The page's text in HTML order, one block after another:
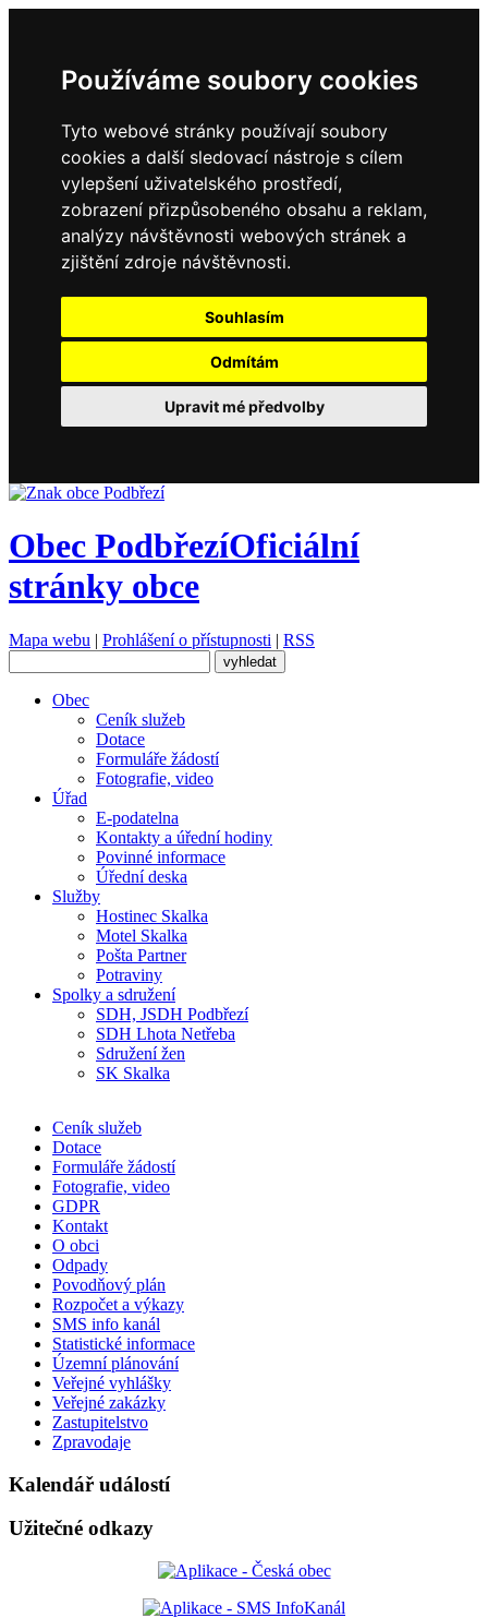
Používáme soubory cookies
Tyto webové stránky používají soubory
cookies a další sledovací nástroje s cílem
vylepšení uživatelského prostředí,
zobrazení přizpůsobeného obsahu a reklam,
analýzy návštěvnosti webových stránek a
zjištění zdroje návštěvnosti.
Souhlasím
Odmítám
Upravit mé předvolby
Obec PodbřezíOficiální
stránky obce
Mapa webu | Prohlášení o přístupnosti | RSS
Obec
Ceník služeb
Dotace
Formuláře žádostí
Fotografie, video
Úřad
E-podatelna
Kontakty a úřední hodiny
Povinné informace
Úřední deska
Služby
Hostinec Skalka
Motel Skalka
Pošta Partner
Potraviny
Spolky a sdružení
SDH, JSDH Podbřezí
SDH Lhota Netřeba
Sdružení žen
SK Skalka
Ceník služeb
Dotace
Formuláře žádostí
Fotografie, video
GDPR
Kontakt
O obci
Odpady
Povodňový plán
Rozpočet a výkazy
SMS info kanál
Statistické informace
Územní plánování
Veřejné vyhlášky
Veřejné zakázky
Zastupitelstvo
Zpravodaje
Kalendář událostí
Užitečné odkazy